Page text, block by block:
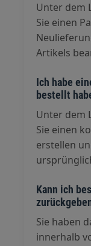
Unter dem
Sie einen
Artikels
Ich habe
bestellt
Unter dem
Sie einen
erstellen
Kann ich
Sie haben
innerhalb